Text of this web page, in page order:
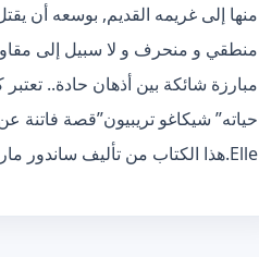
منها إلى غريمه القديم, بوسعه أن
منطقي و منحرف و لا سبيل إلى
مبارزة شائكة بين أذهان حادة.. تعتبر
حياته” شيكاغو تريبيون”قصة فاتنة
Elle.هذا الكتاب من تأليف ساندور ماراي و حقوق الكتاب محفوظة لصاحبها